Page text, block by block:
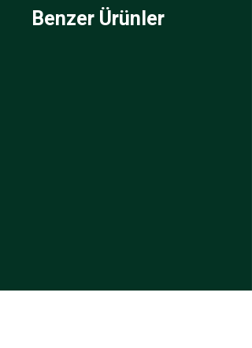
Benzer Ürünler